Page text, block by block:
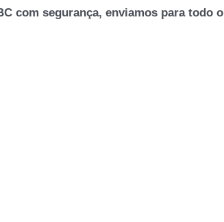
com segurança, enviamos para todo o